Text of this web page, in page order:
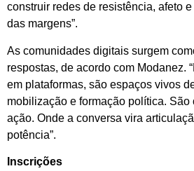
construir redes de resistência, afeto
das margens”.
As comunidades digitais surgem
respostas, de acordo com Modanez.
em plataformas, são espaços vivos
mobilização e formação política. São
ação. Onde a conversa vira
potência”.
Inscrições